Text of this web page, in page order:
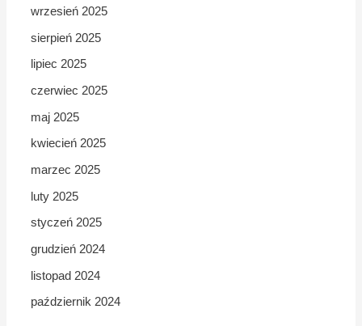
wrzesień 2025
sierpień 2025
lipiec 2025
czerwiec 2025
maj 2025
kwiecień 2025
marzec 2025
luty 2025
styczeń 2025
grudzień 2024
listopad 2024
październik 2024